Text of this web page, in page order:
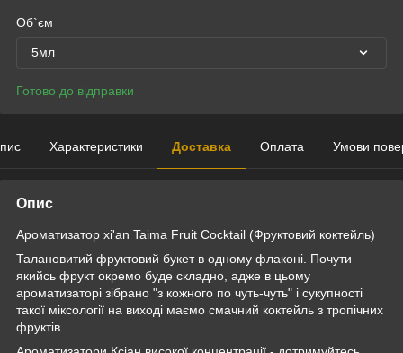
Об`єм
5мл
Готово до відправки
Характеристики Доставка Оплата Умови
Опис
Ароматизатор xi'an Taima Fruit Cocktail (Фруктовий коктейль)
Талановитий фруктовий букет в одному флаконі. Почути
якийсь фрукт окремо буде складно, адже в цьому
ароматизаторі зібрано "з кожного по чуть-чуть" і сукупності
такої міксології на виході маємо смачний коктейль з тропічних
фруктів.